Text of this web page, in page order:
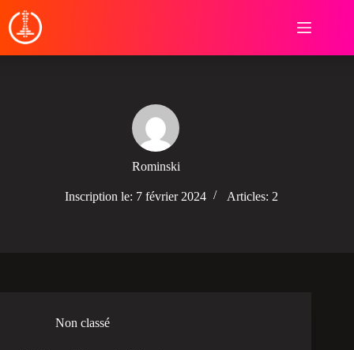
au
contenu
Rominski
Inscription le: 7 février 2024 Articles: 2
Non classé